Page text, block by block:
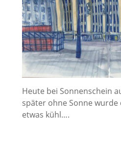
Heute bei Sonnenschein
später ohne Sonne
etwas kühl….